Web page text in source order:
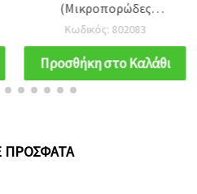
(Μικροπορώδες
Καουτσούκ), A4 20x30 cm,
1,5 mm, για Κατασκευές &
Διακόσμηση
Κωδικός: 802083
Προσθήκη στο Καλάθι
ΠΡΌΣΦΑΤΑ